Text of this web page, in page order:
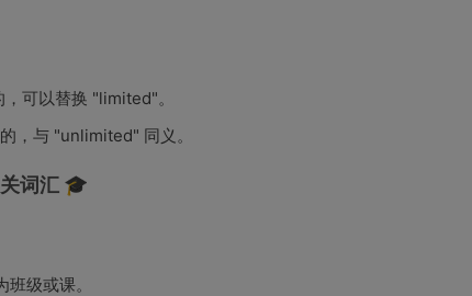
可以替换 "limited"。
，与 "unlimited" 同义。
词汇 🎓
级或课。